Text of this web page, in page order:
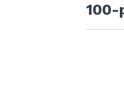
100-